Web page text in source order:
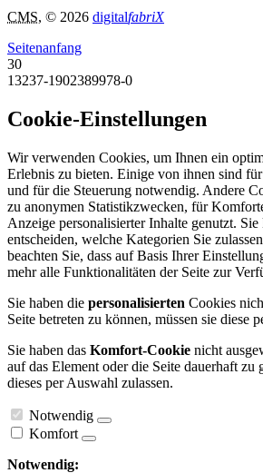
CMS, © 2026 digitalfabriX
Seitenanfang
30
13237-1902389978-0
Cookie-Einstellungen
Wir verwenden Cookies, um Ihnen ein
Erlebnis zu bieten. Einige von ihnen sind
und für die Steuerung notwendig. Andere
zu anonymen Statistikzwecken, für
Anzeige personalisierter Inhalte genutzt. Sie
entscheiden, welche Kategorien Sie
beachten Sie, dass auf Basis Ihrer
mehr alle Funktionalitäten der Seite zur
Sie haben die personalisierten Cookies
Seite betreten zu können, müssen sie diese
Sie haben das Komfort-Cookie nicht
auf das Element oder die Seite dauerhaft zu
dieses per Auswahl zulassen.
Notwendig
Komfort
Notwendig: